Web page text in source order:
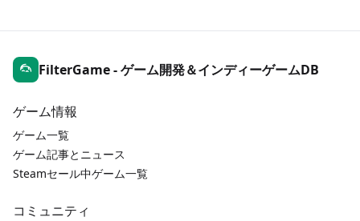
FilterGame - ゲーム開発＆インディーゲームDB
ゲーム情報
ゲーム一覧
ゲーム記事とニュース
Steamセール中ゲーム一覧
コミュニティ